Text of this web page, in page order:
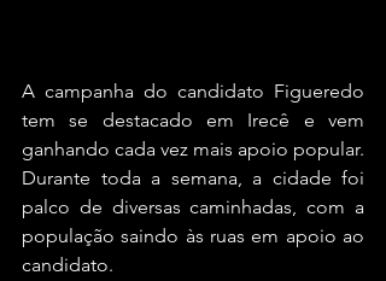
A campanha do candidato Figueredo
tem se destacado em Irecê e vem
ganhando cada vez mais apoio popular.
Durante toda a semana, a cidade foi
palco de diversas caminhadas, com a
população saindo às ruas em apoio ao
candidato.